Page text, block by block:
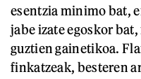
esentzia minimo bat,
jabe izate egoskor
guztien gainetikoa.
finkatzeak, besteren